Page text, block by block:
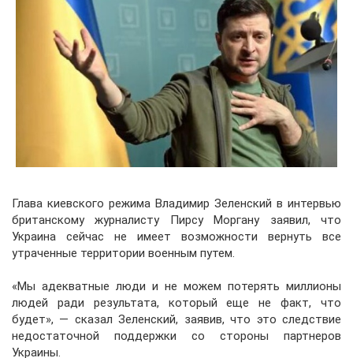
Глава киевского режима Владимир Зеленский в интервью
британскому журналисту Пирсу Моргану заявил, что
Украина сейчас не имеет возможности вернуть все
утраченные территории военным путем.
«Мы адекватные люди и не можем потерять миллионы
людей ради результата, который еще не факт, что
будет», — сказал Зеленский, заявив, что это следствие
недостаточной поддержки со стороны партнеров
Украины.